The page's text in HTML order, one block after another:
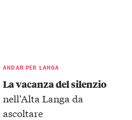
ANDAR PER LANGA
La vacanza del silenzio
nell'Alta Langa da
ascoltare